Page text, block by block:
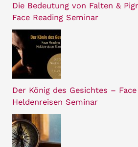
Die Bedeutung von Falten &
Face Reading Seminar
Der König des Gesichtes – Face
Heldenreisen Seminar